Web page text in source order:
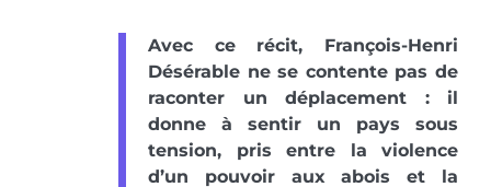
Avec ce récit, François-Henri
Désérable ne se contente pas de
raconter un déplacement : il
donne à sentir un pays sous
tension, pris entre la violence
d’un pouvoir aux abois et la